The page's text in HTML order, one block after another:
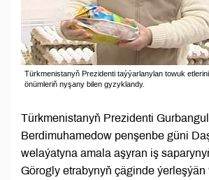
Türkmenistanyň Prezidenti taýýarlanylan towuk
önümleriň nyşany bilen gyzyklandy.
Türkmenistanyň Prezidenti
Berdimuhamedow penşenbe güni
welaýatyna amala aşyran iş
Görogly etrabynyň çäginde ýerleşýän